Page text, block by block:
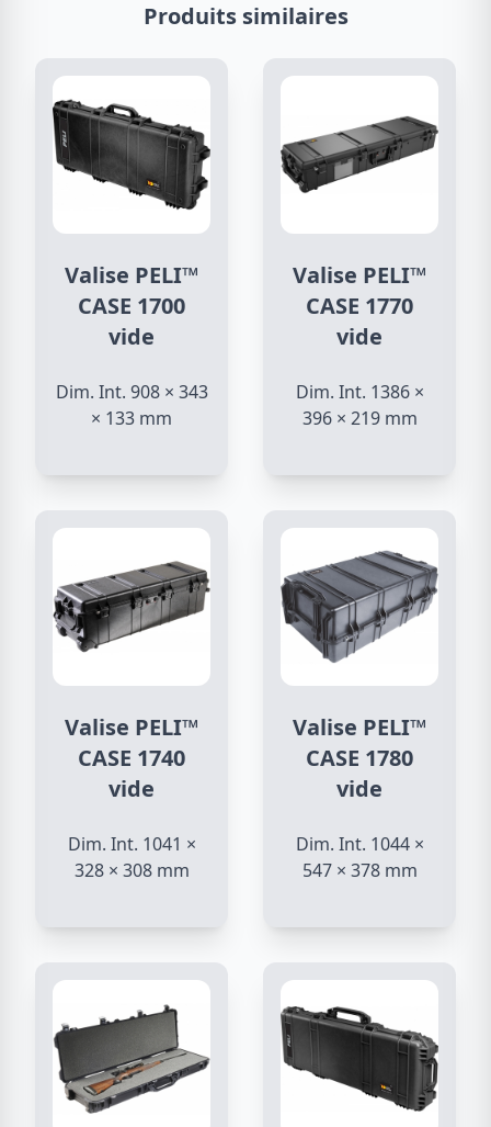
Produits similaires
Valise PELI™
CASE 1700
vide
Dim. Int. 908 × 343
× 133 mm
Valise PELI™
CASE 1770
vide
Dim. Int. 1386 ×
396 × 219 mm
Valise PELI™
CASE 1740
vide
Dim. Int. 1041 ×
328 × 308 mm
Valise PELI™
CASE 1780
vide
Dim. Int. 1044 ×
547 × 378 mm